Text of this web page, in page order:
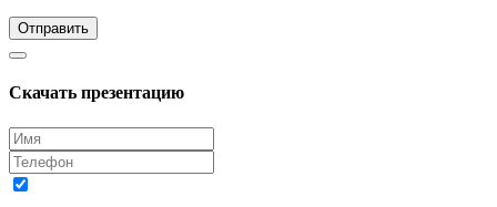
Отправить
Скачать презентацию